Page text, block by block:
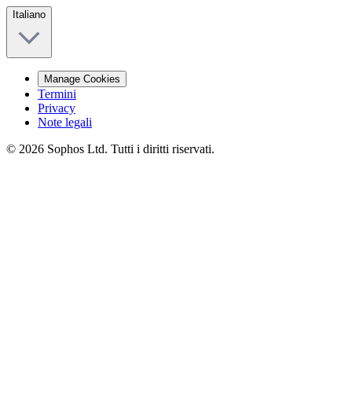
Italiano
Manage Cookies
Termini
Privacy
Note legali
© 2026 Sophos Ltd. Tutti i diritti riservati.